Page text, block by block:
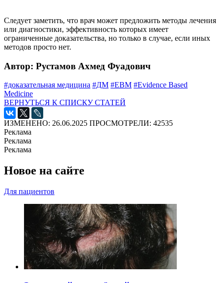
Следует заметить, что врач может предложить методы лечения
или диагностики, эффективность которых имеет
ограниченные доказательства, но только в случае, если иных
методов просто нет.
Автор: Рустамов Ахмед Фуадович
#доказательная медицина #ДМ #ЕВМ #Evidence Based
Medicine
ВЕРНУТЬСЯ К СПИСКУ СТАТЕЙ
ИЗМЕНЕНО: 26.06.2025 ПРОСМОТРЕЛИ: 42535
Реклама
Реклама
Реклама
Новое на сайте
Для пациентов